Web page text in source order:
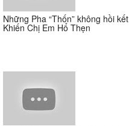
Những Pha “Thốn” không hồi kết
Khiến Chị Em Hổ Thẹn